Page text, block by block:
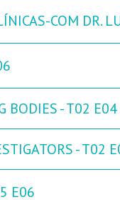
COM DR.
BODIES - T02 E04
- T02
E06